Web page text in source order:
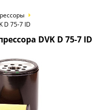
D 75-7 ID
DVK D 75-7 ID